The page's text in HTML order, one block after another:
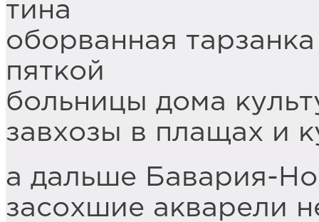
тина
оборванная
пяткой
больницы дома
завхозы в плащах и
а дальше Бавария-
засохшие акварели